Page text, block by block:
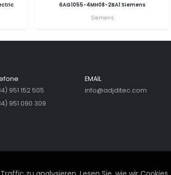
6AG1055-4MH08-2BA1 Siemens
Siemens
951 152 505
951 090 309
EMAIL
info@adjditec.com